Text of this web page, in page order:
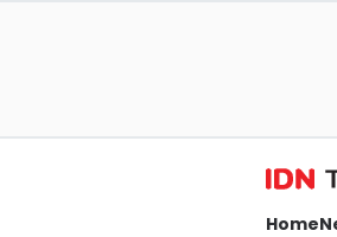
Home